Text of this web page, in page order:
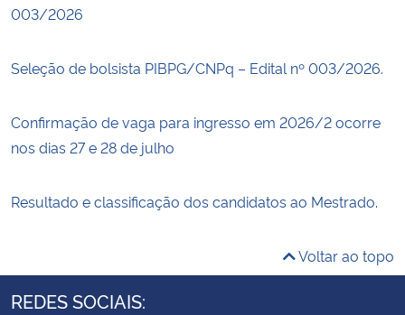
003/2026
Seleção de bolsista PIBPG/CNPq – Edital nº 003/2026.
Confirmação de vaga para ingresso em 2026/2 ocorre
nos dias 27 e 28 de julho
Resultado e classificação dos candidatos ao Mestrado.
Voltar ao topo
REDES SOCIAIS: